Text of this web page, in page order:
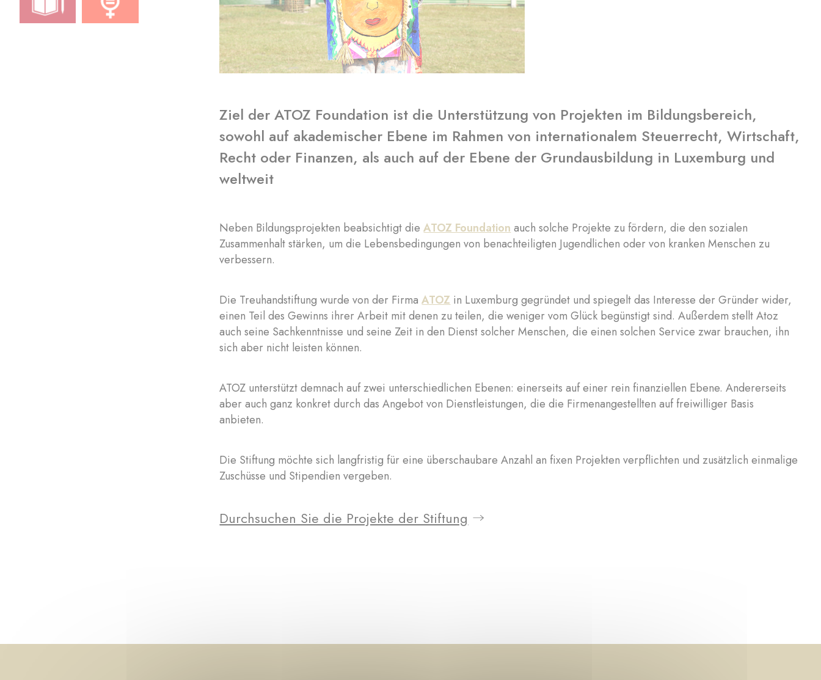
Ziel der ATOZ Foundation ist die Unterstützung von Projekten im Bildungsbereich,
sowohl auf akademischer Ebene im Rahmen von internationalem Steuerrecht, Wirtschaft,
Recht oder Finanzen, als auch auf der Ebene der Grundausbildung in Luxemburg und
weltweit
Neben Bildungsprojekten beabsichtigt dieATOZ Foundation auch solche Projekte zu fördern, die den sozialen
Zusammenhalt stärken, um die Lebensbedingungen von benachteiligten Jugendlichen oder von kranken Menschen zu
verbessern.
Die Treuhandstiftung wurde von der FirmaATOZ in Luxemburg gegründet und spiegelt das Interesse der Gründer wider,
einen Teil des Gewinns ihrer Arbeit mit denen zu teilen, die weniger vom Glück begünstigt sind. Außerdem stellt Atoz
auch seine Sachkenntnisse und seine Zeit in den Dienst solcher Menschen, die einen solchen Service zwar brauchen, ihn
sich aber nicht leisten können.
ATOZ unterstützt demnach auf zwei unterschiedlichen Ebenen: einerseits auf einer rein finanziellen Ebene. Andererseits
aber auch ganz konkret durch das Angebot von Dienstleistungen, die die Firmenangestellten auf freiwilliger Basis
anbieten.
Die Stiftung möchte sich langfristig für eine überschaubare Anzahl an fixen Projekten verpflichten und zusätzlich einmalige
Zuschüsse und Stipendien vergeben.
Durchsuchen Sie die Projekte der Stiftung